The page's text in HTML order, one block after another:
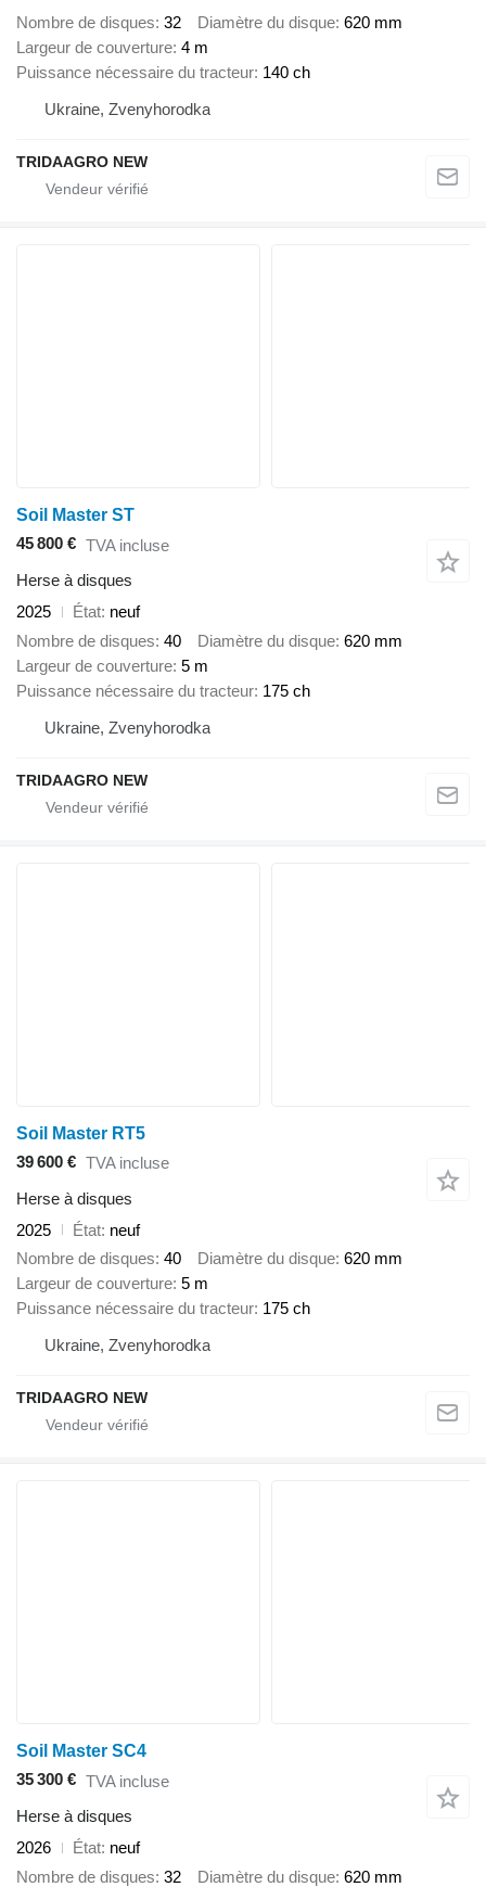
Nombre de disques 32 Diamètre du disque 620 mm
Largeur de couverture 4 m
Puissance nécessaire du tracteur 140 ch
Ukraine, Zvenyhorodka
TRIDAAGRO NEW
Soil Master ST
45 800 € TVA incluse
Herse à disques
2025
État neuf
Nombre de disques 40 Diamètre du disque 620 mm
Largeur de couverture 5 m
Puissance nécessaire du tracteur 175 ch
Ukraine, Zvenyhorodka
TRIDAAGRO NEW
Soil Master RT5
39 600 € TVA incluse
Herse à disques
2025
État neuf
Nombre de disques 40 Diamètre du disque 620 mm
Largeur de couverture 5 m
Puissance nécessaire du tracteur 175 ch
Ukraine, Zvenyhorodka
TRIDAAGRO NEW
Soil Master SC4
35 300 € TVA incluse
Herse à disques
2026
État neuf
Nombre de disques 32 Diamètre du disque 620 mm